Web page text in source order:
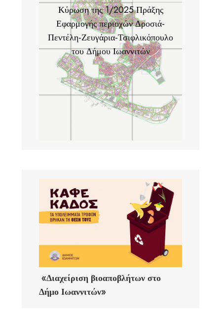
Κύρωση της 1/2025 Πράξης
Εφαρμογής περιοχών Δροσιά-
Πεντέλη-Ζευγάρια-Τσιφλικόπουλο
του Δήμου Ιωαννιτών
«Διαχείριση βιοαποβλήτων στο
Δήμο Ιωαννιτών»